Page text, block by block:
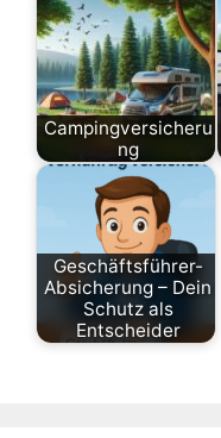
Campingversicheru
ng
Geschäftsführer-
Absicherung – Dein
Schutz als
Entscheider